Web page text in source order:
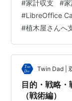
較して、臨時的
ようになってホ
らった光熱費
への支払い
増えて、支出
座の…
#家計収支 #
#LibreOffice
#植木屋さんへ
Twin Dad |
目的・戦略
（戦術編）